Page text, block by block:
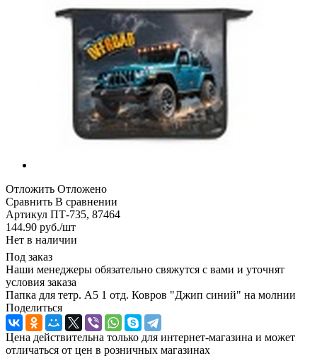
Отложить Отложено
Сравнить В сравнении
Артикул ПТ-735, 87464
144.90 руб./шт
Нет в наличии
Под заказ
Наши менеджеры обязательно свяжутся с вами и уточнят
условия заказа
Папка для тетр. А5 1 отд. Ковров "Джип синий" на молнии
Поделиться
Цена действительна только для интернет-магазина и может
отличаться от цен в розничных магазинах